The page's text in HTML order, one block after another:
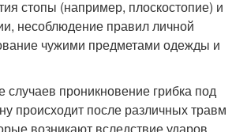
стопы (например, плоскостопие) и
несоблюдение правил личной
чужими предметами одежды и
случаев проникновение грибка под
происходит после различных травм